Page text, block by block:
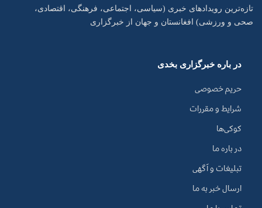
تازه‌ترین رویدادهای خبری (سیاسی، اجتماعی، فرهنگی، اقتصادی،
صحی و ورزشی) افغانستان و جهان از خبرگزاری
در باره خبرگزاری بخدی
حریم خصوصی
شرایط و مقررات
کوکی‌ها
در باره ما
تبلیغات و آگهی
ارسال خبر به ما